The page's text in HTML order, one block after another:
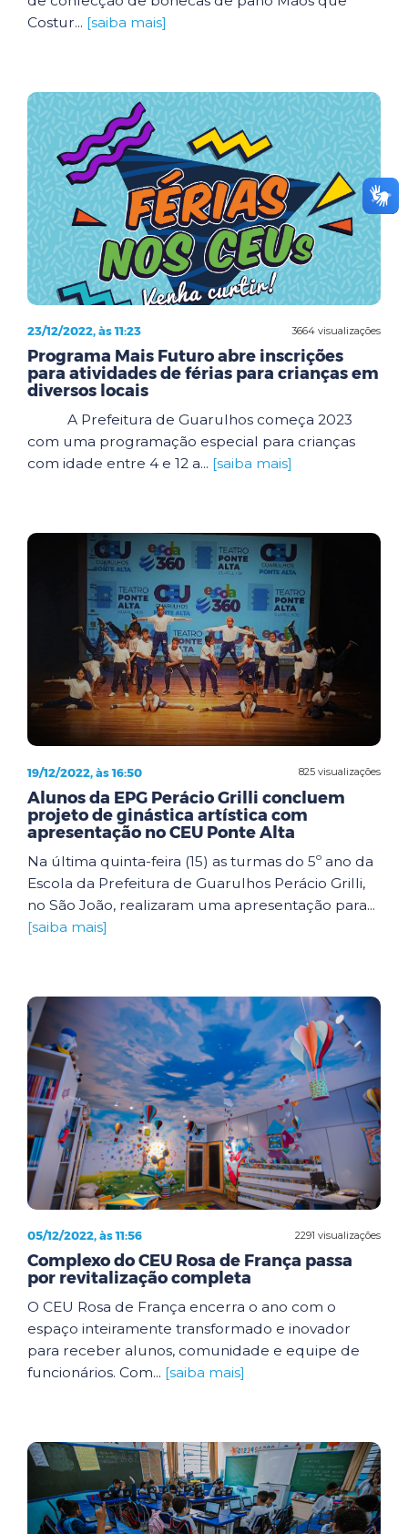
Costur... [saiba mais]
3664 visualizações
23/12/2022, às 11:23
Programa Mais Futuro abre inscrições
para atividades de férias para crianças em
diversos locais
A Prefeitura de Guarulhos começa 2023
com uma programação especial para crianças
com idade entre 4 e 12 a... [saiba mais]
825 visualizações
19/12/2022, às 16:50
Alunos da EPG Perácio Grilli concluem
projeto de ginástica artística com
apresentação no CEU Ponte Alta
Na última quinta-feira (15) as turmas do 5º ano da
Escola da Prefeitura de Guarulhos Perácio Grilli,
no São João, realizaram uma apresentação para...
[saiba mais]
2291 visualizações
05/12/2022, às 11:56
Complexo do CEU Rosa de França passa
por revitalização completa
O CEU Rosa de França encerra o ano com o
espaço inteiramente transformado e inovador
para receber alunos, comunidade e equipe de
funcionários. Com... [saiba mais]